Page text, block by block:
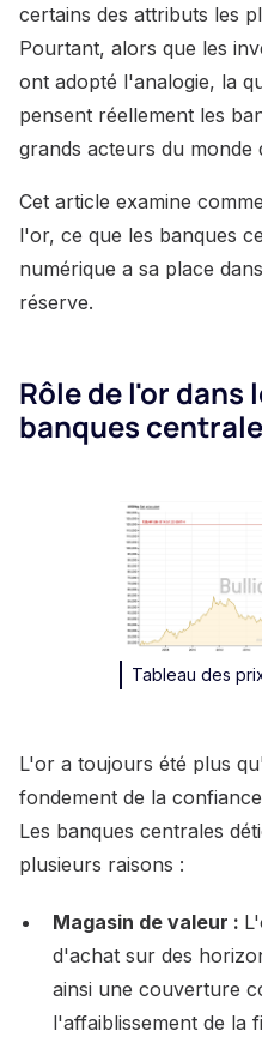
certains des attributs les
Pourtant, alors que les
ont adopté l'analogie, la
pensent réellement les
grands acteurs du monde
Cet article examine
l'or, ce que les banques
numérique a sa place
réserve.
Rôle de l'or dans
banques
Tableau des
L'or a toujours été plus
fondement de la
Les banques centrales
plusieurs raisons :
Magasin de valeur :
d'achat sur des
ainsi une couverture
l'affaiblissement de la